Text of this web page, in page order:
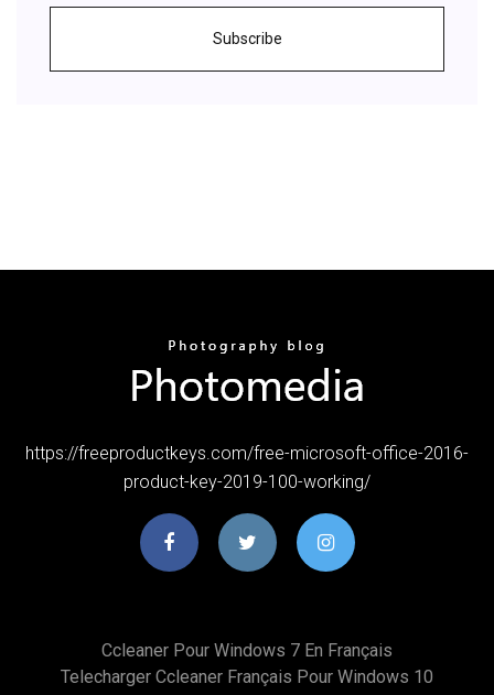
Subscribe
https://freeproductkeys.com/free-microsoft-office-2016-
product-key-2019-100-working/
Ccleaner Pour Windows 7 En Français
Telecharger Ccleaner Français Pour Windows 10